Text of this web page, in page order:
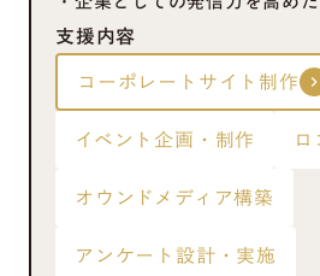
支援内容
コーポレートサイト制作
keyboard_arrow_right
イベント企画・制作
オウンドメディア構築
アンケート設計・実施